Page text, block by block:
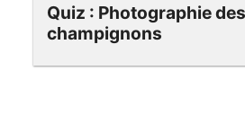
Quiz : Photographie des
champignons